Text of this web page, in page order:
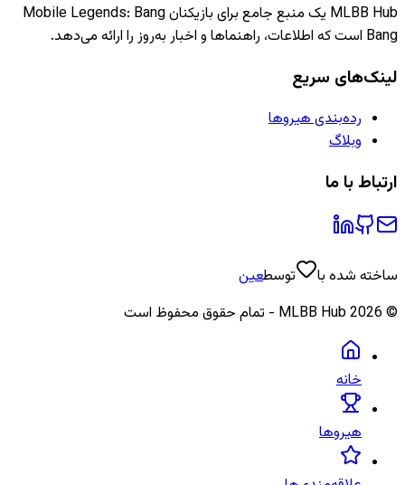
MLBB Hub یک منبع جامع برای بازیکنان Mobile Legends: Bang
Bang است که اطلاعات، راهنماها و اخبار به‌روز را ارائه می‌دهد.
لینک‌های سریع
رده‌بندی هیروها
وبلاگ
ارتباط با ما
ساخته شده با توسطعین
©
2026
خانه
هیروها